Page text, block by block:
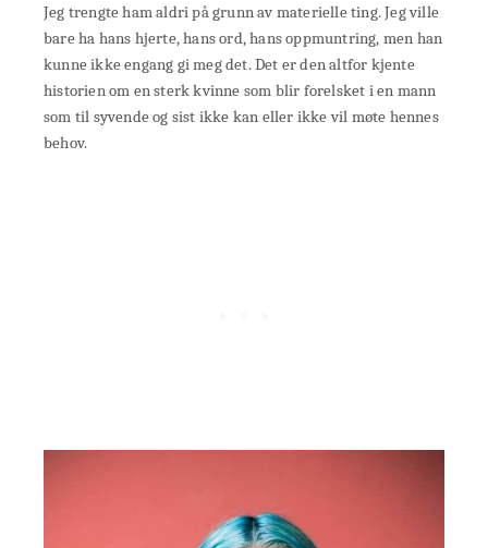
Jeg trengte ham aldri på grunn av materielle ting. Jeg ville
bare ha hans hjerte, hans ord, hans oppmuntring, men han
kunne ikke engang gi meg det. Det er den altfor kjente
historien om en sterk kvinne som blir forelsket i en mann
som til syvende og sist ikke kan eller ikke vil møte hennes
behov.